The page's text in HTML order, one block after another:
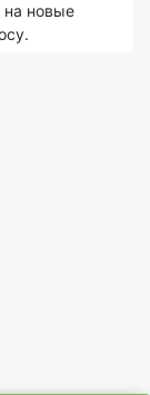
на новые